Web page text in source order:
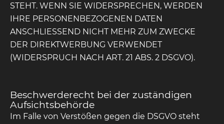
STEHT. WENN SIE WIDERSPRECHEN, WERDEN
IHRE PERSONENBEZOGENEN DATEN
ANSCHLIESSEND NICHT MEHR ZUM ZWECKE
DER DIREKTWERBUNG VERWENDET
(WIDERSPRUCH NACH ART. 21 ABS. 2 DSGVO).
Beschwerde­recht bei der zuständigen
Aufsichts­behörde
Im Falle von Verstößen gegen die DSGVO steht